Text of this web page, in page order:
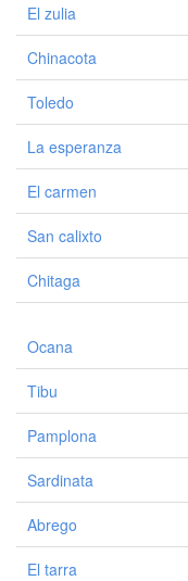
El zulia
Chinacota
Toledo
La esperanza
El carmen
San calixto
Chitaga
Ocana
Tibu
Pamplona
Sardinata
Abrego
El tarra